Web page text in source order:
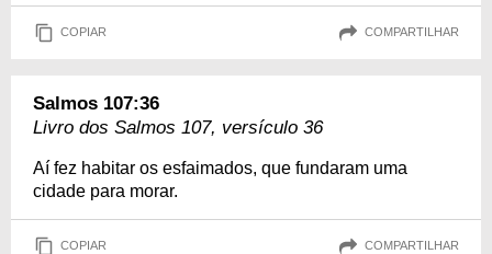
COPIAR COMPARTILHAR
Salmos 107:36
Livro dos Salmos 107, versículo 36
Aí fez habitar os esfaimados, que fundaram uma
cidade para morar.
COPIAR COMPARTILHAR